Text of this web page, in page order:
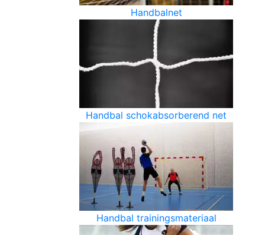
Handbalnet
Handbal schokabsorberend net
Handbal trainingsmateriaal